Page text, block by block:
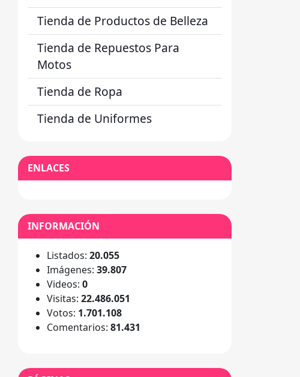
Tienda de Productos de Belleza
Tienda de Repuestos Para
Motos
Tienda de Ropa
Tienda de Uniformes
ENLACES
INFORMACIÓN
Listados: 20.055
Imágenes: 39.807
Videos: 0
Visitas: 22.486.051
Votos: 1.701.108
Comentarios: 81.431